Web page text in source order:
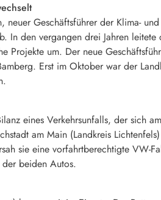
Geschäftsführer der Klima-
In den vergangen drei Jahren
Projekte um. Der neue
Erst im Oktober war der
eines Verkehrsunfalls, der sich am
am Main (Landkreis
sie eine vorfahrtberechtigte VW-
der beiden Autos.